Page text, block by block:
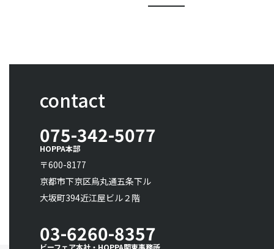
contact
075-342-5077
HOPPA本部
〒600-8177
京都市下京区烏丸通五条下ル
大坂町394近江屋ビル２階
03-6260-8357
ビーフェア本社・HOPPA関東事務所